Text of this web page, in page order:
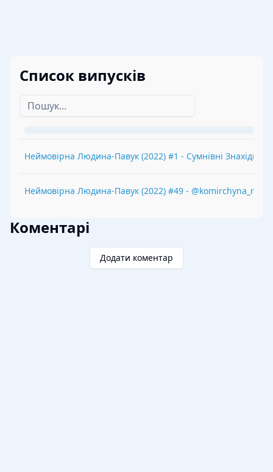
Список випусків
Неймовірна Людина-Павук (2022) #1 - Сумнівні Знахідки
Неймовірна Людина-Павук (2022) #49 -
Коментарі
Додати коментар